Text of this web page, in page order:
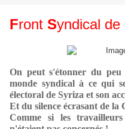
Front Syndical de
On peut s'étonner du peu
monde syndical à ce qui
électoral de Syriza et son
Et du silence écrasant de la
Comme si les